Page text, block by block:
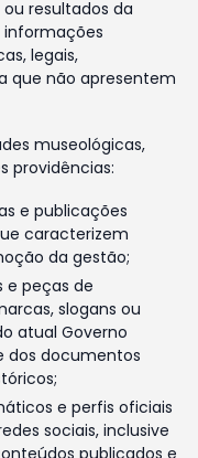
resultados da
informações
legais,
que não apresentem
museológicas,
providências:
e publicações
caracterizem
da gestão;
e peças de
slogans ou
atual Governo
dos documentos
e perfis oficiais
sociais, inclusive